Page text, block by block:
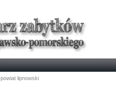
powiat lipnowski